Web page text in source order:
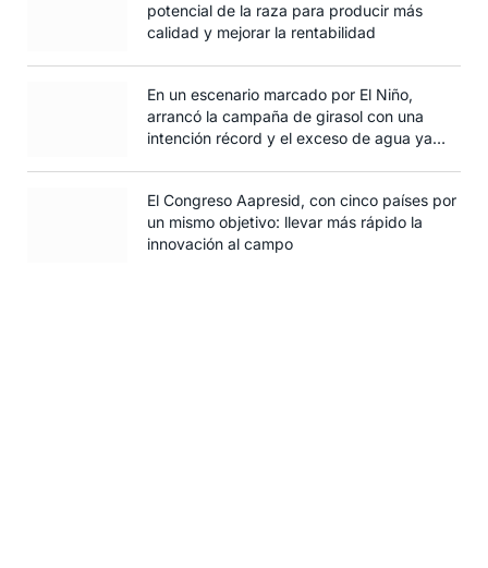
potencial de la raza para producir más
calidad y mejorar la rentabilidad
En un escenario marcado por El Niño,
arrancó la campaña de girasol con una
intención récord y el exceso de agua ya
El Congreso Aapresid, con cinco países por
un mismo objetivo: llevar más rápido la
innovación al campo